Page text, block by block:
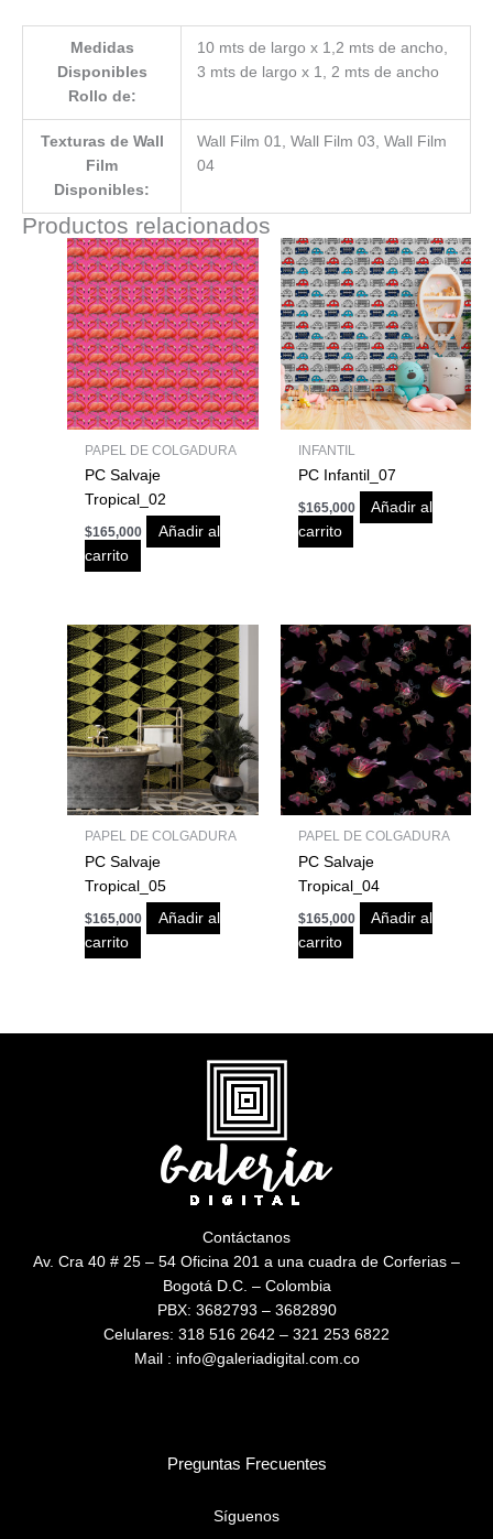
Medidas
Disponibles
Rollo de:
10 mts de largo x 1,2 mts de ancho,
3 mts de largo x 1, 2 mts de ancho
Texturas de Wall
Film
Disponibles:
Wall Film 01, Wall Film 03, Wall Film
04
Productos relacionados
PAPEL DE COLGADURA
PC Salvaje
Tropical_02
$165,000
Añadir al
carrito
INFANTIL
PC Infantil_07
$165,000
Añadir al
carrito
PAPEL DE COLGADURA
PC Salvaje
Tropical_05
$165,000
Añadir al
carrito
PAPEL DE COLGADURA
PC Salvaje
Tropical_04
$165,000
Añadir al
carrito
Contáctanos
Av. Cra 40 # 25 – 54 Oficina 201 a una cuadra de Corferias –
Bogotá D.C. – Colombia
PBX: 3682793 – 3682890
Celulares: 318 516 2642 – 321 253 6822
Mail : info@galeriadigital.com.co
Preguntas Frecuentes
Síguenos